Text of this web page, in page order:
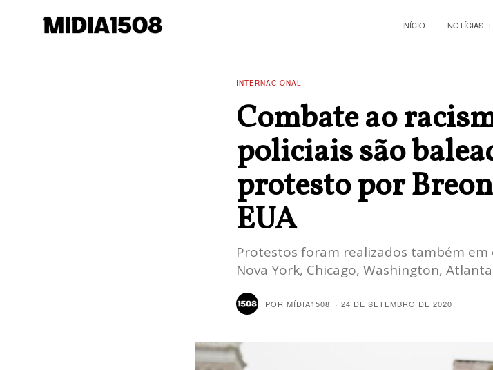
INÍCIO NOTÍCIAS
INTERNACIONAL
Combate ao
policiais são
protesto por
EUA
Protestos foram realizados também
Nova York, Chicago, Washington,
POR MÍDIA1508 24 DE SETEMBRO DE 2020